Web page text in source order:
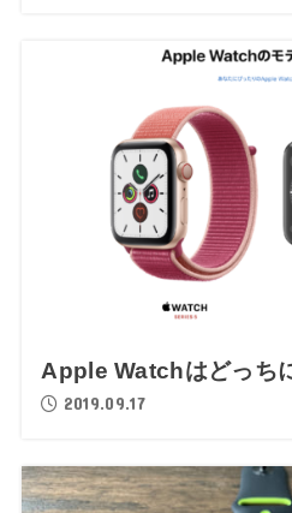
Apple Watchはどっち
2019.09.17